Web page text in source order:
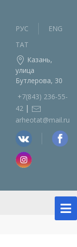
РУС
ENG
ТАТ
Казань,
улица
Бутлерова, 30
+7(843) 236‑55-
42 |
arheotat@mail.ru